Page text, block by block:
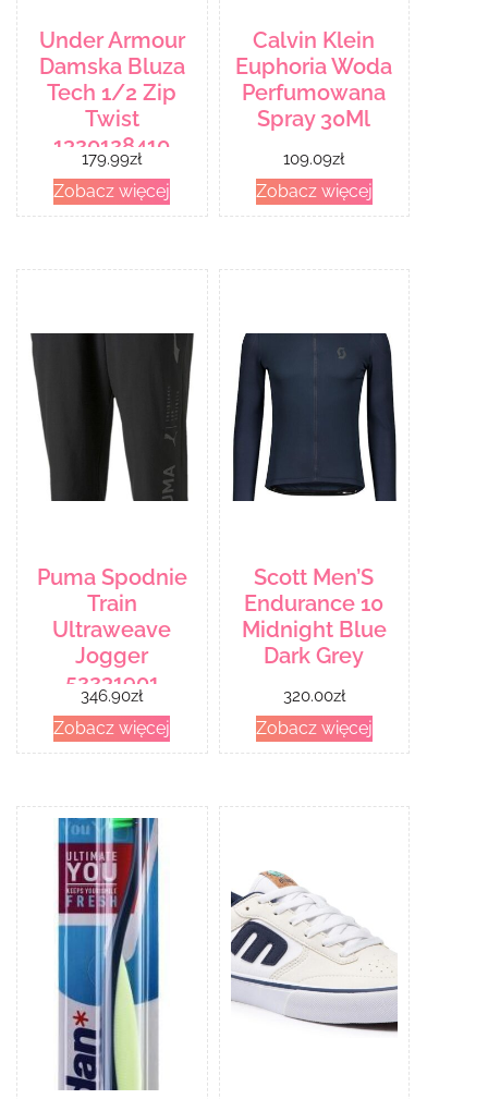
Under Armour
Damska Bluza
Tech 1/2 Zip
Twist
1320128410
Granatowy
179.99zł
Zobacz więcej
Calvin Klein
Euphoria Woda
Perfumowana
Spray 30Ml
109.09zł
Zobacz więcej
Puma Spodnie
Train
Ultraweave
Jogger
52231901
346.90zł
Zobacz więcej
Scott Men’S
Endurance 10
Midnight Blue
Dark Grey
320.00zł
Zobacz więcej